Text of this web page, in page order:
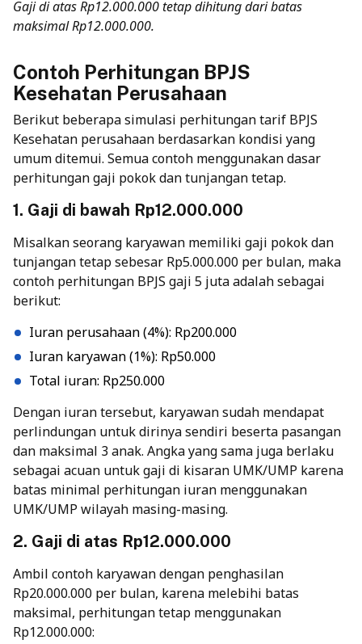
Gaji di atas Rp12.000.000 tetap dihitung dari batas
maksimal Rp12.000.000.
Contoh Perhitungan BPJS
Kesehatan Perusahaan
Berikut beberapa simulasi perhitungan tarif BPJS
Kesehatan perusahaan berdasarkan kondisi yang
umum ditemui. Semua contoh menggunakan dasar
perhitungan gaji pokok dan tunjangan tetap.
1. Gaji di bawah Rp12.000.000
Misalkan seorang karyawan memiliki gaji pokok dan
tunjangan tetap sebesar Rp5.000.000 per bulan, maka
contoh perhitungan BPJS gaji 5 juta adalah sebagai
berikut:
Iuran perusahaan (4%): Rp200.000
Iuran karyawan (1%): Rp50.000
Total iuran: Rp250.000
Dengan iuran tersebut, karyawan sudah mendapat
perlindungan untuk dirinya sendiri beserta pasangan
dan maksimal 3 anak. Angka yang sama juga berlaku
sebagai acuan untuk gaji di kisaran UMK/UMP karena
batas minimal perhitungan iuran menggunakan
UMK/UMP wilayah masing-masing.
2. Gaji di atas Rp12.000.000
Ambil contoh karyawan dengan penghasilan
Rp20.000.000 per bulan, karena melebihi batas
maksimal, perhitungan tetap menggunakan
Rp12.000.000: